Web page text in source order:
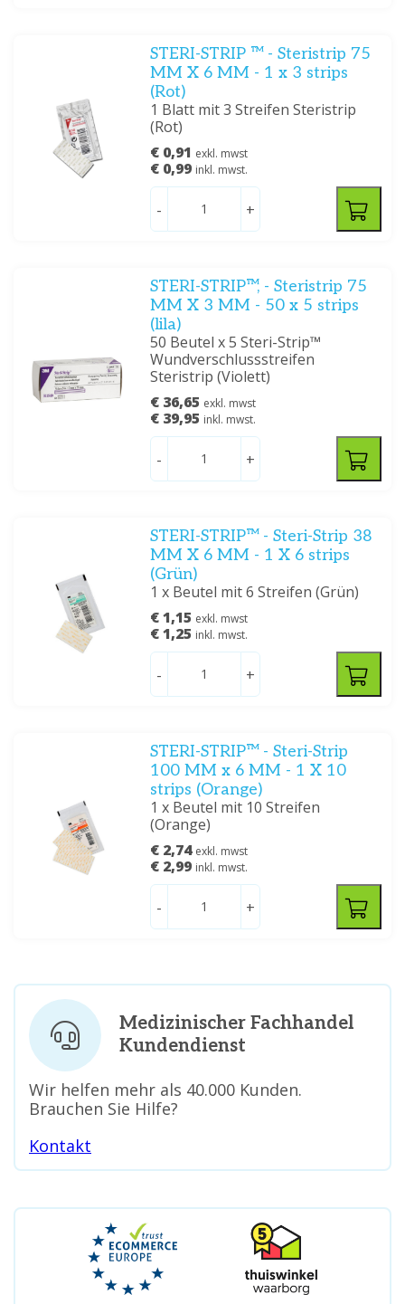
STERI-STRIP ™ - Steristrip 75
MM X 6 MM - 1 x 3 strips
(Rot)
1 Blatt mit 3 Streifen Steristrip
(Rot)
€ 0,91 exkl. mwst
€ 0,99 inkl. mwst.
- +
STERI-STRIP™, - Steristrip 75
MM X 3 MM - 50 x 5 strips
(lila)
50 Beutel x 5 Steri-Strip™
Wundverschlussstreifen
Steristrip (Violett)
€ 36,65 exkl. mwst
€ 39,95 inkl. mwst.
- +
STERI-STRIP™ - Steri-Strip 38
MM X 6 MM - 1 X 6 strips
(Grün)
1 x Beutel mit 6 Streifen (Grün)
€ 1,15 exkl. mwst
€ 1,25 inkl. mwst.
- +
STERI-STRIP™ - Steri-Strip
100 MM x 6 MM - 1 X 10
strips (Orange)
1 x Beutel mit 10 Streifen
(Orange)
€ 2,74 exkl. mwst
€ 2,99 inkl. mwst.
- +
Medizinischer Fachhandel
Kundendienst
Wir helfen mehr als 40.000 Kunden.
Brauchen Sie Hilfe?
Kontakt